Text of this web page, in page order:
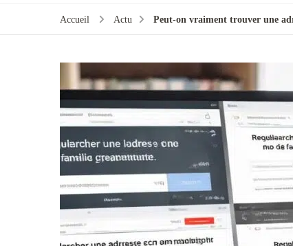
Accueil Actu Peut-on vraiment trouver une